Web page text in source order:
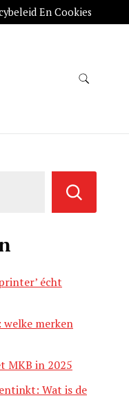
En Cookies
écht
merken
MKB in 2025
Wat is de